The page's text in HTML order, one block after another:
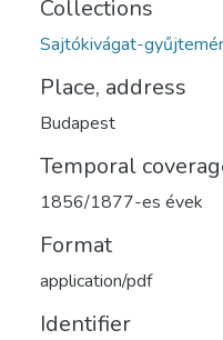
Collections
Sajtókivágat-
Place, address
Budapest
Temporal
1856/1877-es évek
Format
application/pdf
Identifier